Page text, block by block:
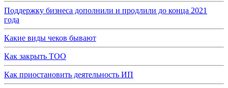
Поддержку бизнеса дополнили и продлили до конца 2021
года
Какие виды чеков бывают
Как закрыть ТОО
Как приостановить деятельность ИП